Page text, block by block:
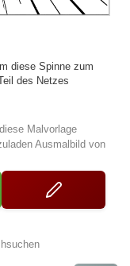
diese Spinne zum
des Netzes
Malvorlage
Ausmalbild von